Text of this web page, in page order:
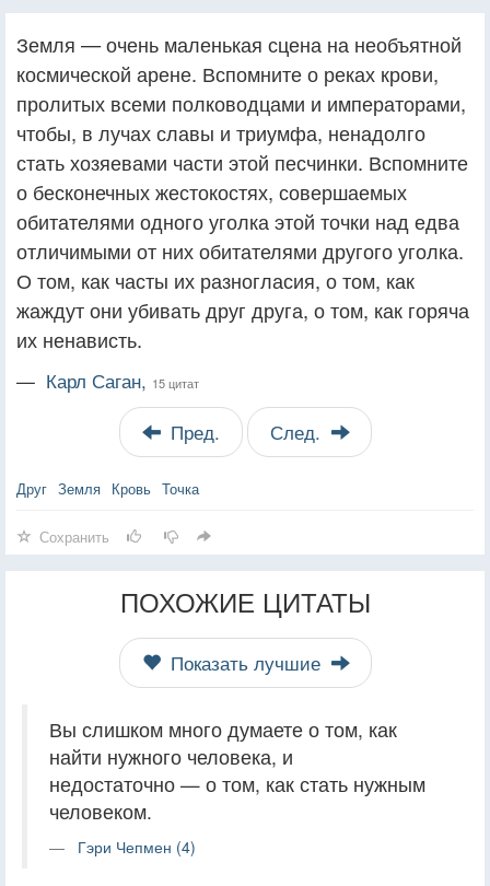
Земля — очень маленькая сцена на необъятной
космической арене. Вспомните о реках крови,
пролитых всеми полководцами и императорами,
чтобы, в лучах славы и триумфа, ненадолго
стать хозяевами части этой песчинки. Вспомните
о бесконечных жестокостях, совершаемых
обитателями одного уголка этой точки над едва
отличимыми от них обитателями другого уголка.
О том, как часты их разногласия, о том, как
жаждут они убивать друг друга, о том, как горяча
их ненависть.
— Карл Саган, 15 цитат
Пред. След.
Друг Земля Кровь Точка
Сохранить
ПОХОЖИЕ ЦИТАТЫ
Показать лучшие
Вы слишком много думаете о том, как
найти нужного человека, и
недостаточно — о том, как стать нужным
человеком.
Гэри Чепмен (4)